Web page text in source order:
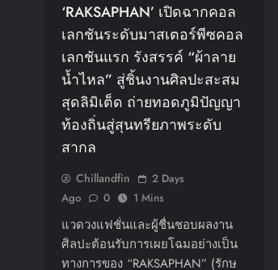
‘RAKSAPHAN’ เปิดฉากคอล
เลกชันระดับมาสเตอร์พีซคอล
เลกชันแรก รังสรรค์ “ผ้าลาย
น้ำไหล” สู่ชิ้นงานศิลปะสะสม
สุดลิมิเต็ด ถ่ายทอดภูมิปัญญา
ท้องถิ่นสู่สุนทรียภาพระดับ
สากล
Chillandfin
2 Days
Ago
0 1 Mins
แวดวงแฟชั่นและผู้ชื่นชอบผลงาน
ศิลปะต้อนรับการเผยโฉมอย่างเป็น
ทางการของ “RAKSAPHAN” (รักษ